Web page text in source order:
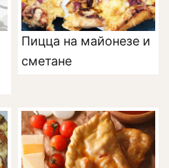
Пицца на майонезе и
сметане